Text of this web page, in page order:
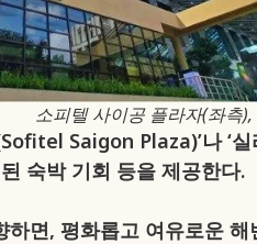
소피텔 사이공 플라자(좌측
Saigon Plaza)’나 ‘
숙박 기회 등을 제공한다.
면, 평화롭고 여유로운